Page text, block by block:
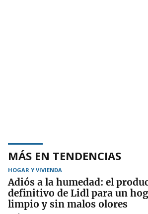
MÁS EN TENDENCIAS
HOGAR Y VIVIENDA
Adiós a la humedad: el
definitivo de Lidl para un
limpio y sin malos olores